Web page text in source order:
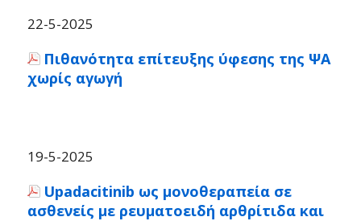
22-5-2025
Πιθανότητα επίτευξης ύφεσης της ΨΑ
χωρίς αγωγή
19-5-2025
Upadacitinib ως μονοθεραπεία σε
ασθενείς με ρευματοειδή αρθρίτιδα και